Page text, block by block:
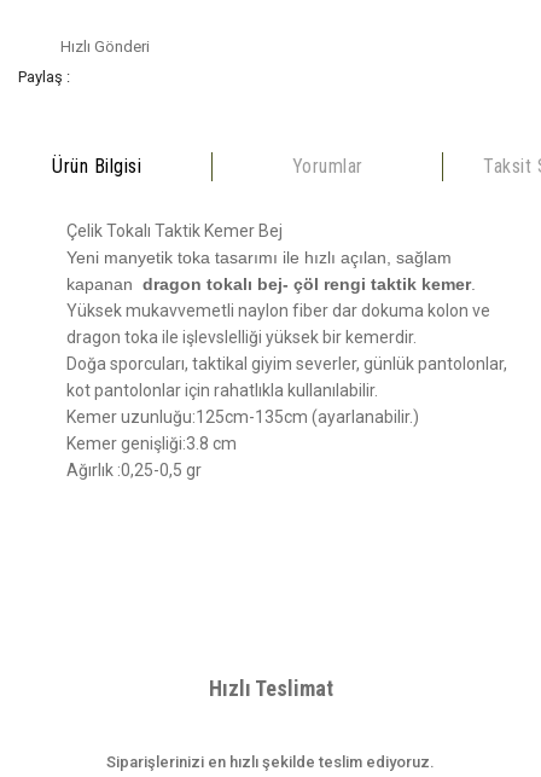
Hızlı Gönderi
Paylaş :
Ürün Bilgisi Yorumlar Taksit
Çelik Tokalı Taktik Kemer Bej
Yeni manyetik toka tasarımı ile hızlı açılan, sağlam
kapanan dragon tokalı bej- çöl rengi taktik kemer.
Yüksek mukavvemetli naylon fiber dar dokuma kolon ve
dragon toka ile işlevslelliği yüksek bir kemerdir.
Doğa sporcuları, taktikal giyim severler, günlük pantolonlar,
kot pantolonlar için rahatlıkla kullanılabilir.
Kemer uzunluğu:125cm-135cm (ayarlanabilir.)
Kemer genişliği:3.8 cm
Ağırlık :0,25-0,5 gr
Yorum Yaz
Ürün açıklamasında eksik bilgiler bulunuyor.
Hızlı Teslimat
Siparişlerinizi en hızlı şekilde teslim ediyoruz.